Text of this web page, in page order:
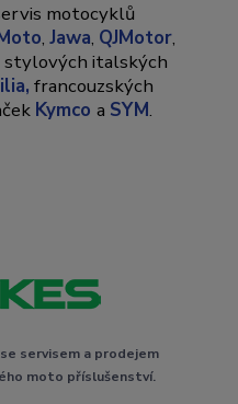
motocyklů
,Jawa, QJMotor,
stylových italských
francouzských
Kymcoa SYM.
servisem a prodejem
moto příslušenství.